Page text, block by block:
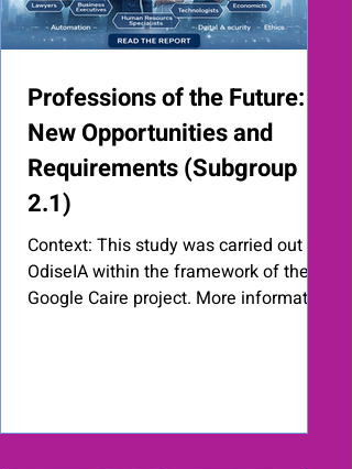
Professions of the Future:
New Opportunities and
Requirements (Subgroup
2.1)
Context: This study was carried out by
OdiseIA within the framework of the
Google Caire project. More information
are pleased to present the final,